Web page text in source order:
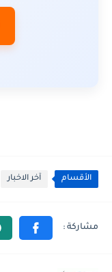
الأقسام آخر الاخبار